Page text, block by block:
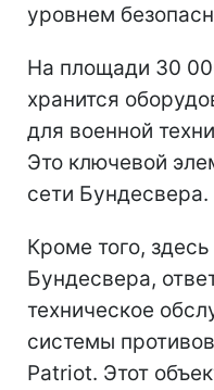
уровнем
На площади 30
хранится
для военной
Это ключевой
сети Бундесвера.
Кроме того,
Бундесвера,
техническое
системы
Patriot. Этот